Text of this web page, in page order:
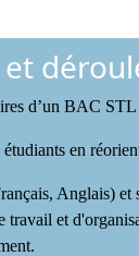
d’un BAC
en
Anglais)
travail et